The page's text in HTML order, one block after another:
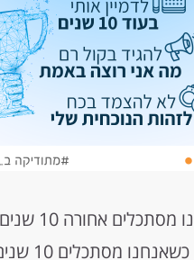
אנחנו
10 שנים קדימה אנחנו משוכנעים שנהיה אותו דבר כמו עכשיו.